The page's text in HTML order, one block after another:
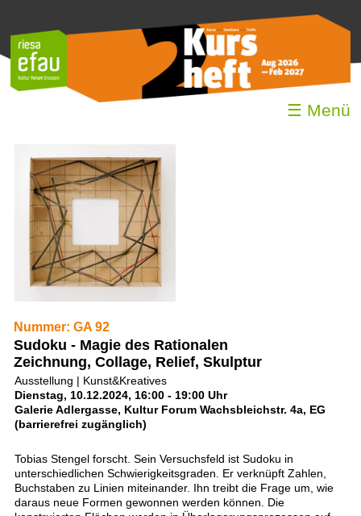
☰ Menü
Nummer: GA 92
Sudoku - Magie des Rationalen
Zeichnung, Collage, Relief, Skulptur
Ausstellung | Kunst&Kreatives
Dienstag, 10.12.2024, 16:00 - 19:00 Uhr
Galerie Adlergasse, Kultur Forum Wachsbleichstr. 4a, EG
(barrierefrei zugänglich)
Tobias Stengel forscht. Sein Versuchsfeld ist Sudoku in
unterschiedlichen Schwierigkeitsgraden. Er verknüpft Zahlen,
Buchstaben zu Linien miteinander. Ihn treibt die Frage um, wie
daraus neue Formen gewonnen werden können. Die